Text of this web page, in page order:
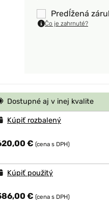
Predĺžená
Čo je zahrnuté?
Dostupné aj v inej kvalite
Kúpiť rozbalený
€ (cena s DPH)
Kúpiť použitý
€ (cena s DPH)